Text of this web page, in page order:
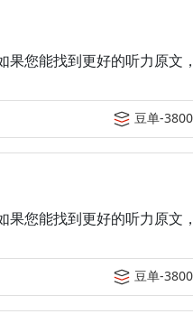
您能找到更好的听力原文
豆单-
您能找到更好的听力原文
豆单-